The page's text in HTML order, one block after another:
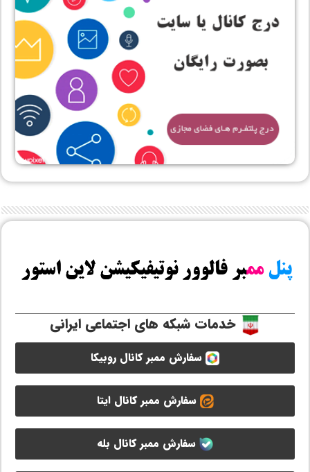
خدمات شبکه های اجتماعی ایرانی
سفارش ممبر کانال روبیکا
سفارش ممبر کانال ایتا
سفارش ممبر کانال بله